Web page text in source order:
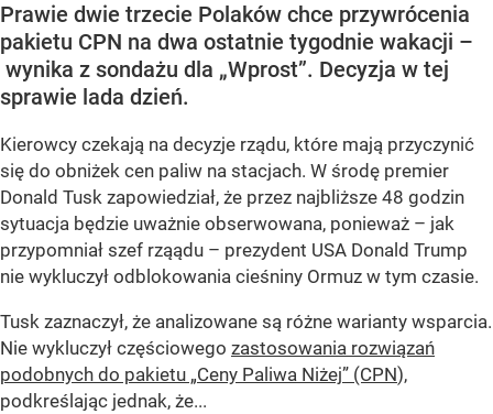
Prawie dwie trzecie Polaków chce przywrócenia
pakietu CPN na dwa ostatnie tygodnie wakacji –
wynika z sondażu dla „Wprost”. Decyzja w tej
sprawie lada dzień.
Kierowcy czekają na decyzje rządu, które mają przyczynić
się do obniżek cen paliw na stacjach. W środę premier
Donald Tusk zapowiedział, że przez najbliższe 48 godzin
sytuacja będzie uważnie obserwowana, ponieważ – jak
przypomniał szef rząądu – prezydent USA Donald Trump
nie wykluczył odblokowania cieśniny Ormuz w tym czasie.
Tusk zaznaczył, że analizowane są różne warianty wsparcia.
Nie wykluczył częściowego zastosowania rozwiązań
podobnych do pakietu „Ceny Paliwa Niżej” (CPN),
podkreślając jednak, że...